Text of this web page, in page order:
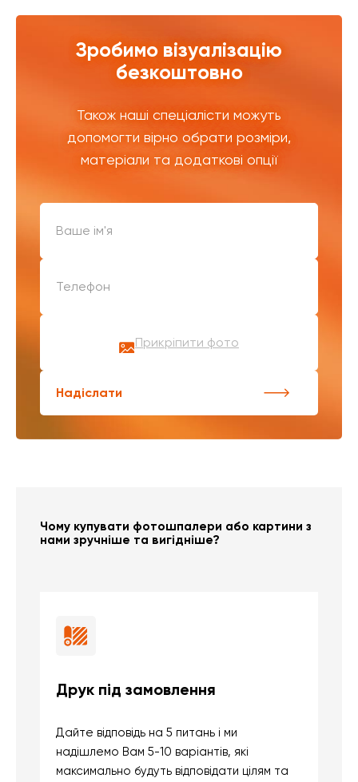
Зробимо візуалізацію
безкоштовно
Також наші спеціалісти можуть
допомогти вірно обрати розміри,
матеріали та додаткові опції
Прикріпити фото
Надіслати
Чому купувати фотошпалери або картини з
нами зручніше та вигідніше?
Друк під замовлення
Дайте відповідь на 5 питань і ми
надішлемо Вам 5-10 варіантів, які
максимально будуть відповідати цілям та